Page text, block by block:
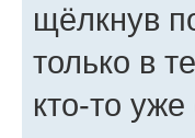
щёлкнув
только в
кто-то